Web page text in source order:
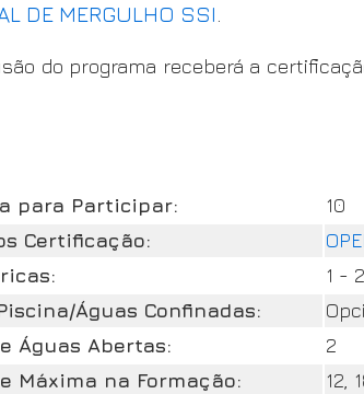
DE MERGULHO SSI
do programa receberá a
para Participar:
10
Certificação:
1 - 2
Águas Confinadas:
Águas Abertas:
2
Máxima na Formação:
12,